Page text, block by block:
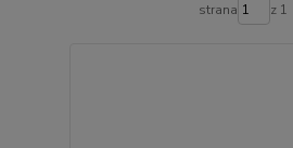
strana z 1